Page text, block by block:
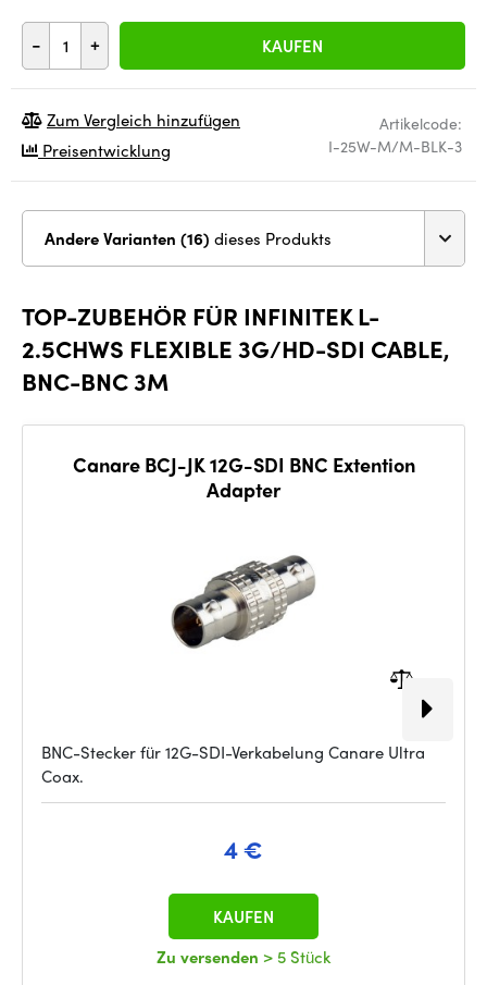
- + KAUFEN
Artikelcode:
I-25W-M/M-BLK-3
Zum Vergleich hinzufügen
Preisentwicklung
Andere Varianten (16) dieses Produkts
TOP-ZUBEHÖR FÜR INFINITEK L-
2.5CHWS FLEXIBLE 3G/HD-SDI CABLE,
BNC-BNC 3M
Canare BCJ-JK 12G-SDI BNC Extention
Adapter
BNC-Stecker für 12G-SDI-Verkabelung Canare Ultra
Coax.
4 €
Zu versenden > 5 Stück
KAUFEN